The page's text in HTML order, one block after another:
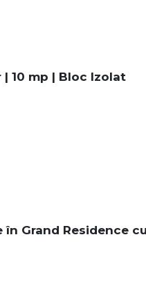
| 10 mp | Bloc Izolat
Grand Residence